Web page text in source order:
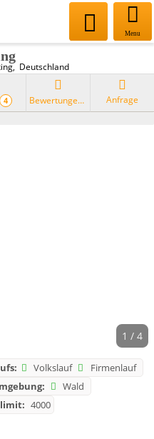
Menu
Deutschland
4 Bewertungen Anfrage
1 / 4
Volkslauf
Firmenlauf
Wald
4000